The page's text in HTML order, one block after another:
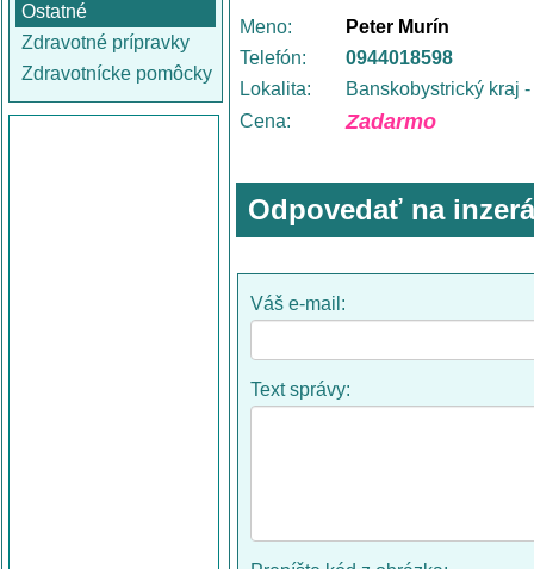
Ostatné
Zdravotné prípravky
Zdravotnícke pomôcky
Meno:
Peter Murín
Telefón:
0944018598
Lokalita:
Banskobystrický kraj
Cena:
Zadarmo
Odpovedať na
Váš e-mail:
Text správy: